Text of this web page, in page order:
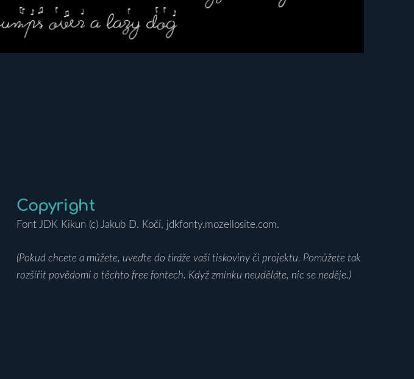
Copyright
Font JDK Kikun (c) Jakub D. Kočí, jdkfonty.mozellosite.com.
(Pokud chcete a můžete, uveďte do tiráže vaší tiskoviny či projektu. Pomůžete tak
rozšířit povědomí o těchto free fontech. Když zmínku neuděláte, nic se neděje.)